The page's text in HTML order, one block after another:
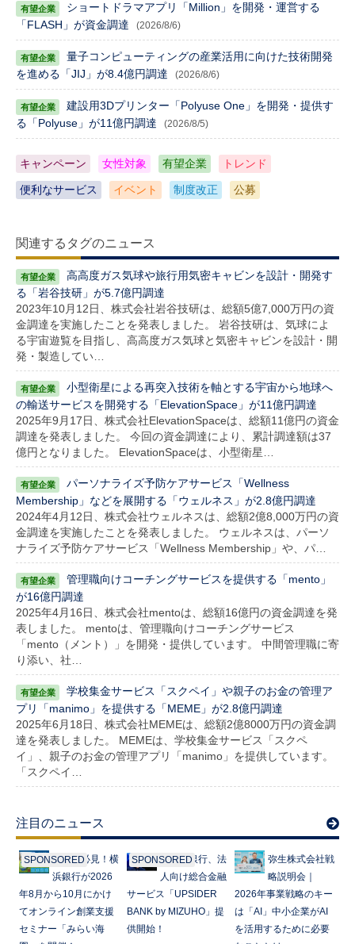
ショートドラマアプリ「Million」を開発・運営する
「FLASH」が資金調達
(2026/8/6)
量子コンピューティングの産業活用に向けた技術開発
を進める「JIJ」が8.4億円調達
(2026/8/6)
建設用3Dプリンター「Polyuse One」を開発・提供す
る「Polyuse」が11億円調達
(2026/8/5)
キャンペーン 女性対象 有望企業 トレンド
便利なサービス イベント 制度改正 公募
関連するタグのニュース
高高度ガス気球や旅行用気密キャビンを設計・開発す
る「岩谷技研」が5.7億円調達
2023年10月12日、株式会社岩谷技研は、総額5億7,000万円の資
金調達を実施したことを発表しました。 岩谷技研は、気球によ
る宇宙遊覧を目指し、高高度ガス気球と気密キャビンを設計・開
発・製造してい…
小型衛星による再突入技術を軸とする宇宙から地球へ
の輸送サービスを開発する「ElevationSpace」が11億円調達
2025年9月17日、株式会社ElevationSpaceは、総額11億円の資金
調達を発表しました。 今回の資金調達により、累計調達額は37
億円となりました。 ElevationSpaceは、小型衛星…
パーソナライズ予防ケアサービス「Wellness
Membership」などを展開する「ウェルネス」が2.8億円調達
2024年4月12日、株式会社ウェルネスは、総額2億8,000万円の資
金調達を実施したことを発表しました。 ウェルネスは、パーソ
ナライズ予防ケアサービス「Wellness Membership」や、パ…
管理職向けコーチングサービスを提供する「mento」
が16億円調達
2025年4月16日、株式会社mentoは、総額16億円の資金調達を発
表しました。 mentoは、管理職向けコーチングサービス
「mento（メント）」を開発・提供しています。 中間管理職に寄
り添い、社…
学校集金サービス「スクペイ」や親子のお金の管理ア
プリ「manimo」を提供する「MEME」が2.8億円調達
2025年6月18日、株式会社MEMEは、総額2億8000万円の資金調
達を発表しました。 MEMEは、学校集金サービス「スクペ
イ」、親子のお金の管理アプリ「manimo」を提供しています。
「スクペイ…
注目のニュース
SPONSORED起業家必見！横
浜銀行が2026
年8月から10月にかけ
てオンライン創業支援
セミナー「みらい海
SPONSOREDみずほ銀行、法
人向け総合金融
サービス「UPSIDER
BANK by MIZUHO」提
供開始！
弥生株式会社戦
略説明会｜
2026年事業戦略のキー
は「AI」中小企業がAI
を活用するために必要